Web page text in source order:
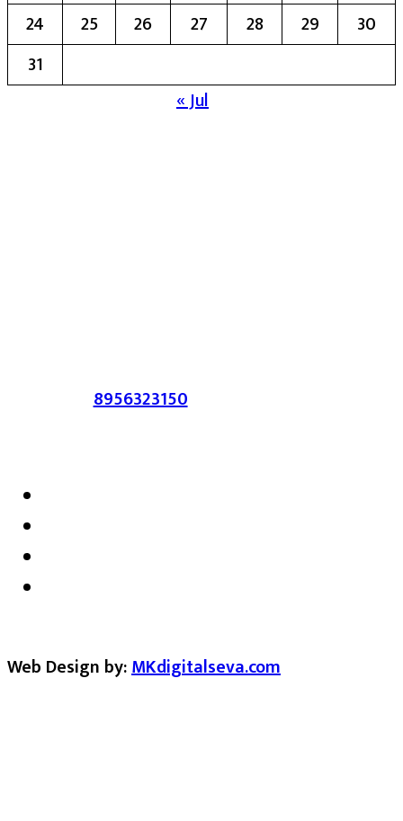
24
25 26 27 28 29
30
31
« Jul
संपर्क :-8956323150/ ईमेल :-
Web Design by:MKdigitalseva.com